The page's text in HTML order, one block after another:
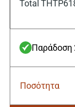
Total
Παράδοση
Ποσότητα
Total